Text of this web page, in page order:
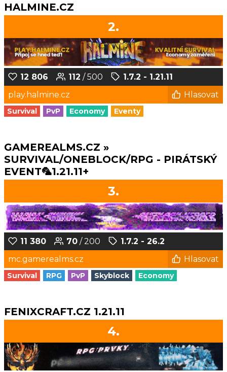
HALMINE.CZ
2.
12 806 112 / 500
1.7.2 - 1.21.11
play.halmine.cz
Hlasovat
Survival PvP Economy Eventy
GAMEREALMS.CZ »
SURVIVAL/ONEBLOCK/RPG - PIRÁTSKÝ
EVENT🦜1.21.11+
3.
11 380 70 / 200
1.7.2 - 26.2
mc.gamerealms.cz
Hlasovat
Survival RPG PvP Skyblock Economy
FENIXCRAFT.CZ 1.21.11
4.